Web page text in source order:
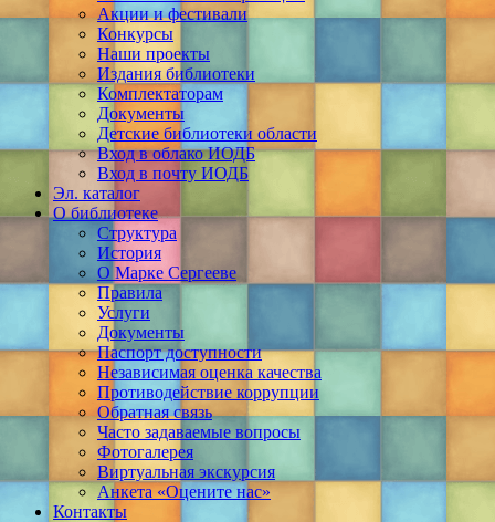
Акции и фестивали
Конкурсы
Наши проекты
Издания библиотеки
Комплектаторам
Документы
Детские библиотеки области
Вход в облако ИОДБ
Вход в почту ИОДБ
Эл. каталог
О библиотеке
Структура
История
О Марке Сергееве
Правила
Услуги
Документы
Паспорт доступности
Независимая оценка качества
Противодействие коррупции
Обратная связь
Часто задаваемые вопросы
Фотогалерея
Виртуальная экскурсия
Анкета «Оцените нас»
Контакты